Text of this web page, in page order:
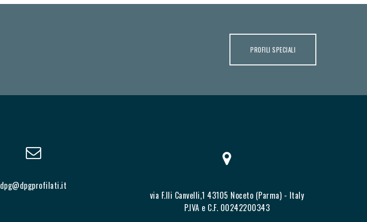
PROFILI SPECIALI
dpg@dpgprofilati.it
via F.lli Canvelli,1 43105 Noceto (Parma) - Italy
P.IVA e C.F. 00242200343